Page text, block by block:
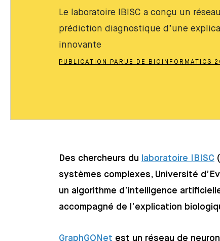
Le laboratoire IBISC a conçu un
prédiction diagnostique d’une
innovante
PUBLICATION PARUE DE BIOINFORMATICS
Des chercheurs du laboratoire IBISC
systèmes complexes, Université
un algorithme d’intelligence
accompagné de l’explication
GraphGONet est un réseau de